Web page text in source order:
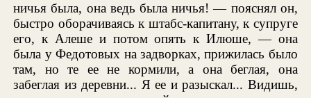
ничья была, она ведь была ничья! — пояснял он,
быстро оборачиваясь к штабс-капитану, к супруге
его, к Алеше и потом опять к Илюше, — она
была у Федотовых на задворках, прижилась было
там, но те ее не кормили, а она беглая, она
забеглая из деревни... Я ее и разыскал... Видишь,